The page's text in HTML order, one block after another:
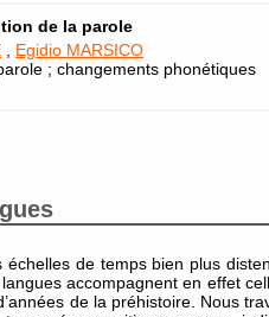
de la parole
Egidio MARSICO
; changements phonétiques
de temps bien plus
accompagnent en effet
de la préhistoire. Nous